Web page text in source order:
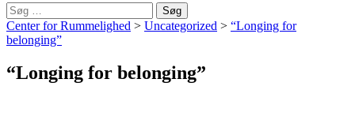
Søg
efter:
Center for Rummelighed > Uncategorized > “Longing for
belonging”
“Longing for belonging”